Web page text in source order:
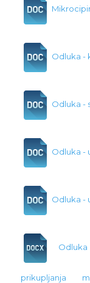
Odluka -
Odluka -
Odluka -
Odluka -
prikupljanja